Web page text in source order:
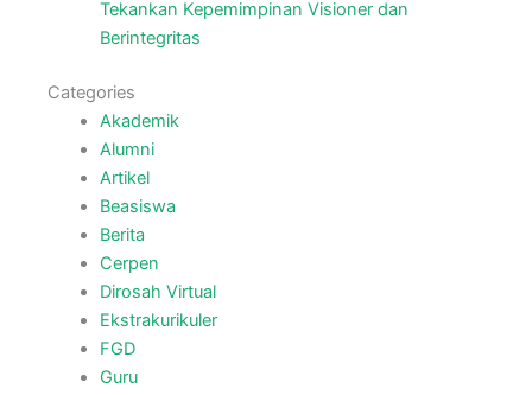
Tekankan Kepemimpinan Visioner dan
Berintegritas
Categories
Akademik
Alumni
Artikel
Beasiswa
Berita
Cerpen
Dirosah Virtual
Ekstrakurikuler
FGD
Guru